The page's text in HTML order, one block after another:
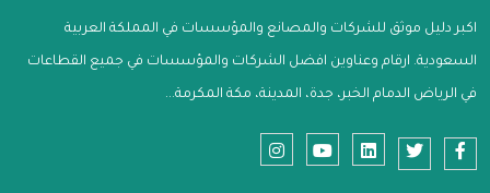
اكبر دليل موثق للشركات والمصانع والمؤسسات في المملكة العربية
السعودية. ارقام وعناوين افضل الشركات والمؤسسات في جميع القطاعات
في الرياض الدمام الخبر، جدة، المدينة، مكة المكرمة...